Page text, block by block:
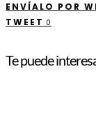
ENVÍALO POR
TWEET 0
Te puede